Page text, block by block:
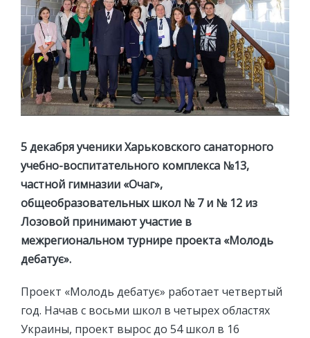
5 декабря ученики Харьковского санаторного
учебно-воспитательного комплекса №13,
частной гимназии «Очаг»,
общеобразовательных школ № 7 и № 12 из
Лозовой принимают участие в
межрегиональном турнире проекта «Молодь
дебатує».
Проект «Молодь дебатує» работает четвертый
год. Начав с восьми школ в четырех областях
Украины, проект вырос до 54 школ в 16